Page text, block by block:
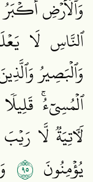
وَٱلۡأَرۡضِ
ٱلنَّاسِ لَا
وَٱلۡبَصِيرُ
ٱلۡمُسِيٓءُۚ
لَأٓتِيَةٞ لَّا
يُؤۡمِنُونَ ٥٩